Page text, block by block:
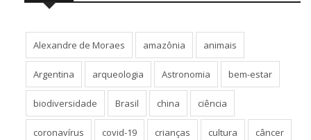
Alexandre de Moraes amazônia animais
Argentina arqueologia Astronomia bem-estar
biodiversidade Brasil china ciência
coronavírus covid-19 crianças cultura câncer